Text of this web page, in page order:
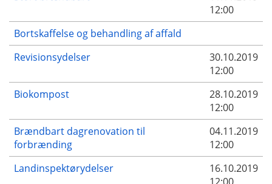
12:00
Bortskaffelse og behandling af affald
Revisionsydelser
30.10.2019
12:00
Biokompost
28.10.2019
12:00
Brændbart dagrenovation til
forbrænding
04.11.2019
12:00
Landinspektørydelser
16.10.2019